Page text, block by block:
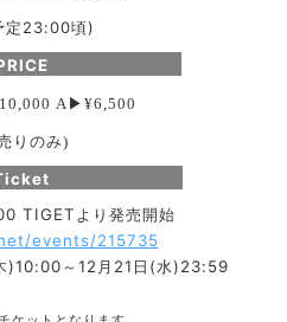
定23:00頃)
A▶︎¥6,500
りのみ)
TIGETより発売開始
events/215735
)10:00～12月21日(水)23:59